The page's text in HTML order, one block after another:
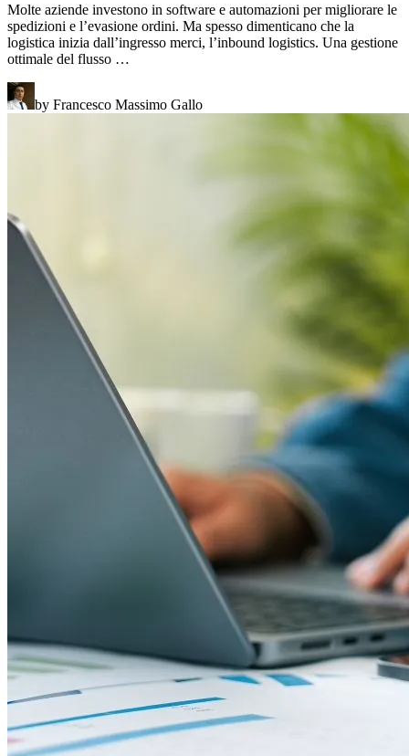
Molte aziende investono in software e automazioni per migliorare le
spedizioni e l’evasione ordini. Ma spesso dimenticano che la
logistica inizia dall’ingresso merci, l’inbound logistics. Una gestione
ottimale del flusso …
by Francesco Massimo Gallo